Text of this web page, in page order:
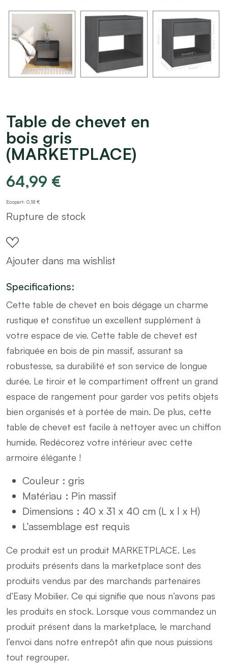
Table de chevet en
bois gris
(MARKETPLACE)
64,99 €
Ecopart: 0,18 €
Rupture de stock
Ajouter dans ma wishlist
Specifications:
Cette table de chevet en bois dégage un charme
rustique et constitue un excellent supplément à
votre espace de vie. Cette table de chevet est
fabriquée en bois de pin massif, assurant sa
robustesse, sa durabilité et son service de longue
durée. Le tiroir et le compartiment offrent un grand
espace de rangement pour garder vos petits objets
bien organisés et à portée de main. De plus, cette
table de chevet est facile à nettoyer avec un chiffon
humide. Redécorez votre intérieur avec cette
armoire élégante !
Couleur : gris
Matériau : Pin massif
Dimensions : 40 x 31 x 40 cm (L x l x H)
L’assemblage est requis
Ce produit est un produit MARKETPLACE. Les
produits présents dans la marketplace sont des
produits vendus par des marchands partenaires
d’Easy Mobilier. Ce qui signifie que nous n’avons pas
les produits en stock. Lorsque vous commandez un
produit présent dans la marketplace, le marchand
l’envoi dans notre entrepôt afin que nous puissions
tout regrouper.